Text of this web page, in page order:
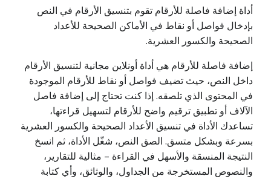
أداة إضافة فاصلة للأرقام تقوم بتنسيق الأرقام في النص
بإدخال فواصل أو نقاط في الأماكن الصحيحة للأعداد
الصحيحة والكسور العشرية.
إضافة فاصلة للأرقام هي أداة أونلاين مجانية لتنسيق الأرقام
داخل النص، حيث تضيف فواصل أو نقاط للأرقام الموجودة
في المحتوى الذي تلصقه. إذا كنت تحتاج إلى إضافة فاصل
الآلاف أو تطبيق ترقيم واضح للأرقام لتسهيل قراءتها،
تساعدك الأداة في تنسيق الأعداد الصحيحة والكسور العشرية
بسرعة وبشكل متسق. الصق النص، شغّل الأداة، ثم انسخ
النتيجة المنسقة والأسهل في القراءة – مثالية للتقارير،
والنصوص المستخرجة من الجداول، والوثائق، وأي كتابة